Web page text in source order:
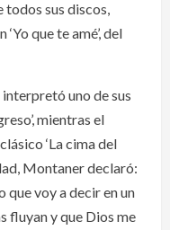
todos sus discos,
que te amé’, del
uno de sus
mientras el
‘La cima del
Montaner declaró:
que voy a decir en un
fluyan y que Dios me